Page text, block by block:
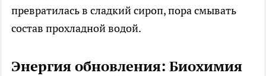
превратилась в сладкий сироп, пора смывать
состав прохладной водой.
Энергия обновления: Биохимия